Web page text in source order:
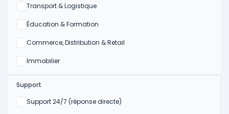
Transport & Logistique
Oui
Éducation & Formation
Oui
Commerce, Distribution & Retail
Oui
Immobilier
Oui
Support
Support 24/7 (réponse directe)
Non